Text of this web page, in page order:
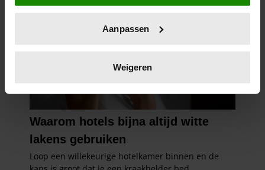
locatie, die tot een paar meter nauwkeurig kan zijn
scannen op specifieke eigenschappen (fingerprinting)
verwerkt en stel uw voorkeuren in het
intrekken in de Cookieverklaring.
We gebruiken cookies om content en advertenties te
personaliseren, om functies voor social media te bieden
informatie over uw gebruik van onze site met onze
Aanpassen
Weigeren